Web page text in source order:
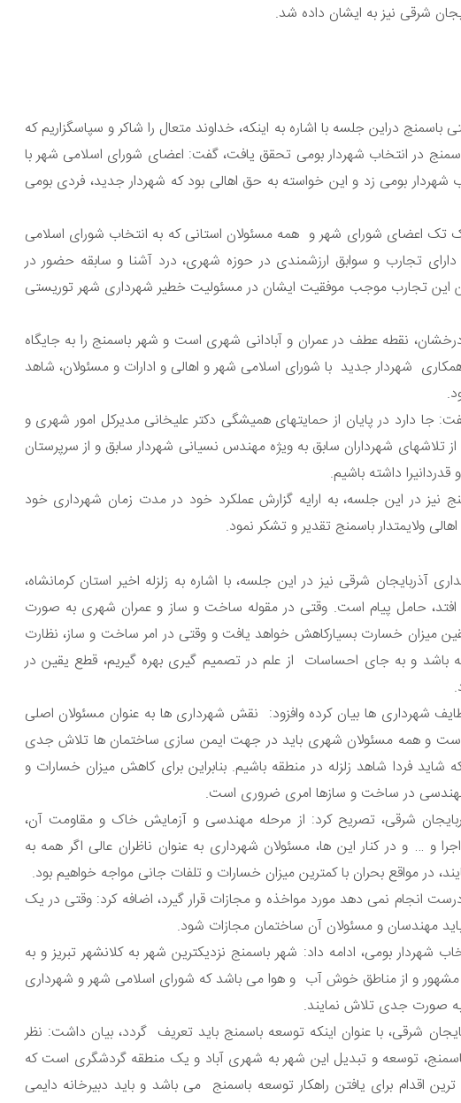
شرقی نیز به ایشان داده شد.
دراین جلسه با اشاره به اینکه، خداوند متعال را شاکر و سپاسگزاریم که
باسمنج در انتخاب شهردار بومی تحقق یافت، گفت: اعضای شورای اسلامی شهر با
بومی زد و این خواسته به حق اهالی بود که شهردار جدید، فردی بومی
تک تک اعضای شورای شهر و همه مسئولان استانی که به انتخاب شورای اسلامی
دارای تجارب و سوابق ارزشمندی در حوزه شهری، درد آشنا و سابقه حضور در
این تجارب موجب موفقیت ایشان در مسئولیت خطیر شهرداری شهر توریستی
نقطه عطف در عمران و آبادانی شهری است و شهر باسمنج را به جایگاه
شهردار جدید با شورای اسلامی شهر و اهالی و ادارات و مسئولان، شاهد
جا دارد در پایان از حمایتهای همیشگی دکتر علیخانی مدیرکل امور شهری و
تلاشهای شهرداران سابق به ویژه مهندس نسیانی شهردار سابق و از سرپرستان
داشته باشیم.
نیز در این جلسه، به ارایه گزارش عملکرد خود در مدت زمان شهرداری خود
ولایمتدار باسمنج تقدیر و تشکر نمود.
آذربایجان شرقی نیز در این جلسه، با اشاره به زلزله اخیر استان کرمانشاه،
حامل پیام است. وقتی در مقوله ساخت و ساز و عمران شهری به صورت
یقین میزان خسارت بسیارکاهش خواهد یافت و وقتی در امر ساخت و ساز، نظارت
باشد و به جای احساسات از علم در تصمیم گیری بهره گیریم، قطع یقین در
شهرداری ها بیان کرده وافزود: نقش شهرداری ها به عنوان مسئولان اصلی
و همه مسئولان شهری باید در جهت ایمن سازی ساختمان ها تلاش جدی
شاید فردا شاهد زلزله در منطقه باشیم. بنابراین برای کاهش میزان خسارات و
در ساخت و سازها امری ضروری است.
شرقی، تصریح کرد: از مرحله مهندسی و آزمایش خاک و مقاومت آن،
و … و در کنار این ها، مسئولان شهرداری به عنوان ناظران عالی اگر همه به
در مواقع بحران با کمترین میزان خسارات و تلفات جانی مواجه خواهیم بود.
درست انجام نمی دهد مورد مواخذه و مجازات قرار گیرد، اضافه کرد: وقتی در یک
مهندسان و مسئولان آن ساختمان مجازات شود.
شهردار بومی، ادامه داد: شهر باسمنج نزدیکترین شهر به کلانشهر تبریز و به
مشهور و از مناطق خوش آب و هوا می باشد که شورای اسلامی شهر و شهرداری
به صورت جدی تلاش نمایند.
شرقی، با عنوان اینکه توسعه باسمنج باید تعریف گردد، بیان داشت: نظر
توسعه و تبدیل این شهر به شهری آباد و یک منطقه گردشگری است که
اقدام برای یافتن راهکار توسعه باسمنج می باشد و باید دبیرخانه دایمی